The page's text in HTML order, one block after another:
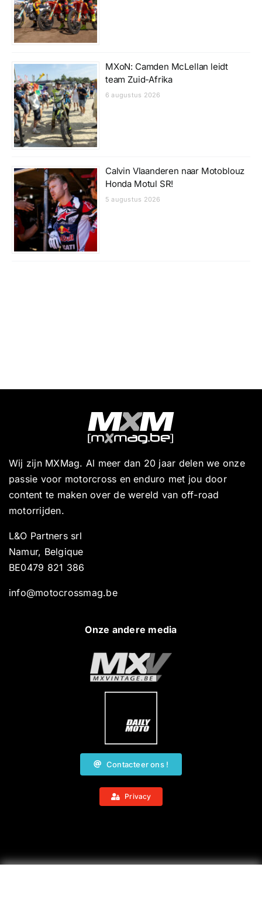
MXoN: Camden McLellan leidt
team Zuid-Afrika
6 augustus 2026
Calvin Vlaanderen naar Motoblouz
Honda Motul SR!
5 augustus 2026
Wij zijn MXMag. Al meer dan 20 jaar delen we onze
passie voor motorcross en enduro met jou door
content te maken over de wereld van off-road
motorrijden.
L&O Partners srl
Namur, Belgique
BE0479 821 386
info@motocrossmag.be
Onze andere media
Contacteer ons !
Privacy